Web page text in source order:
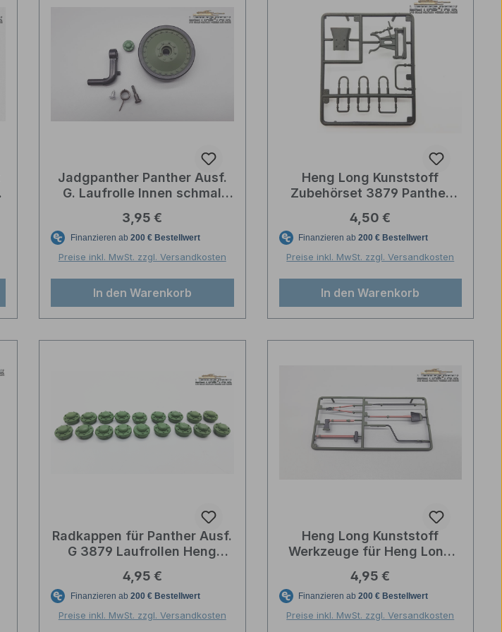
Jadgpanther Panther Ausf.
G. Laufrolle Innen schmal
Regulärer Preis:
3,95 €
Preise inkl. MwSt. zzgl. Versandkosten
In den Warenkorb
Heng Long Kunststoff
Zubehörset 3879 Panther
Regulärer Preis:
4,50 €
Preise inkl. MwSt. zzgl. Versandkosten
In den Warenkorb
Radkappen für Panther Ausf.
G 3879 Laufrollen Heng
Regulärer Preis:
4,95 €
Preise inkl. MwSt. zzgl. Versandkosten
Heng Long Kunststoff
Werkzeuge für Heng Long
1:16
Regulärer Preis:
4,95 €
Preise inkl. MwSt. zzgl. Versandkosten